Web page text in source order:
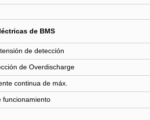
de BMS
de detección
de Overdischarge
continua de máx.
funcionamiento